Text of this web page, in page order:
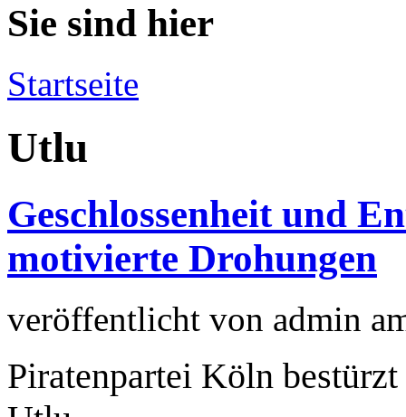
Sie sind hier
Startseite
Utlu
Geschlossenheit und
motivierte Drohungen
veröffentlicht von admin
Piratenpartei Köln